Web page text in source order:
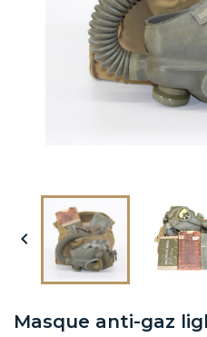

Masque anti-gaz